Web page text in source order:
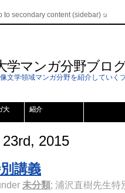
to secondary content (sidebar)
学マンガ分野ブロ
文学領域マンガ分野を紹介していく
大
紹介
2015
講義
未分類; 浦沢直樹先生特